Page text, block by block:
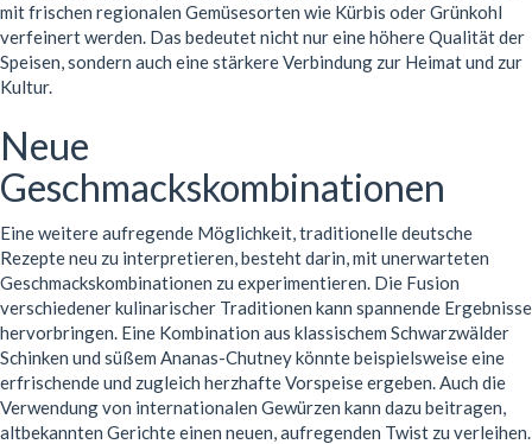
mit frischen regionalen Gemüsesorten wie Kürbis oder Grünkohl
verfeinert werden. Das bedeutet nicht nur eine höhere Qualität der
Speisen, sondern auch eine stärkere Verbindung zur Heimat und zur
Kultur.
Neue
Geschmackskombinationen
Eine weitere aufregende Möglichkeit, traditionelle deutsche
Rezepte neu zu interpretieren, besteht darin, mit unerwarteten
Geschmackskombinationen zu experimentieren. Die Fusion
verschiedener kulinarischer Traditionen kann spannende Ergebnisse
hervorbringen. Eine Kombination aus klassischem Schwarzwälder
Schinken und süßem Ananas-Chutney könnte beispielsweise eine
erfrischende und zugleich herzhafte Vorspeise ergeben. Auch die
Verwendung von internationalen Gewürzen kann dazu beitragen,
altbekannten Gerichte einen neuen, aufregenden Twist zu verleihen.